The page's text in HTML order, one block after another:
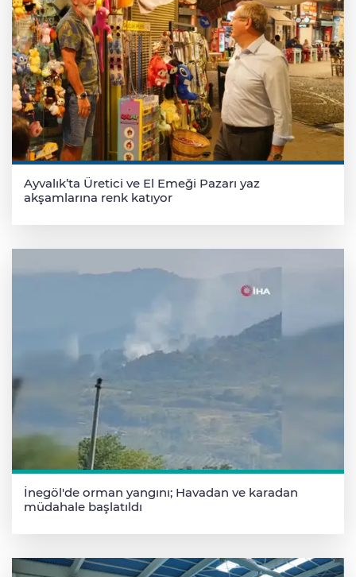
Ayvalık’ta Üretici ve El Emeği Pazarı yaz
akşamlarına renk katıyor
İnegöl'de orman yangını; Havadan ve karadan
müdahale başlatıldı